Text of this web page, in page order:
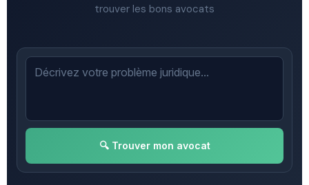
trouver les bons avocats
🔍 Trouver mon avocat